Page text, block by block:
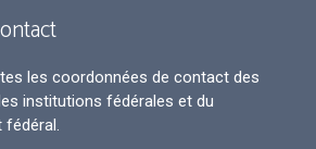
les coordonnées de contact des
institutions fédérales et du
fédéral.